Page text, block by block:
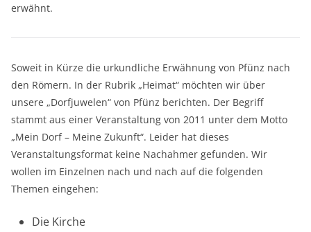
erwähnt.
Soweit in Kürze die urkundliche Erwähnung von Pfünz nach
den Römern. In der Rubrik „Heimat“ möchten wir über
unsere „Dorfjuwelen“ von Pfünz berichten. Der Begriff
stammt aus einer Veranstaltung von 2011 unter dem Motto
„Mein Dorf – Meine Zukunft“. Leider hat dieses
Veranstaltungsformat keine Nachahmer gefunden. Wir
wollen im Einzelnen nach und nach auf die folgenden
Themen eingehen:
Die Kirche